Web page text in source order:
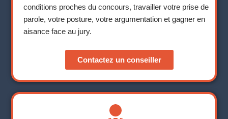
conditions proches du concours, travailler votre prise de
parole, votre posture, votre argumentation et gagner en
aisance face au jury.
Contactez un conseiller